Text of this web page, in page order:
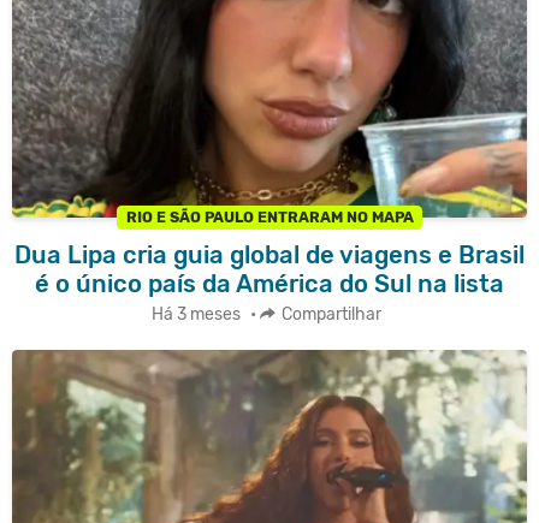
RIO E SÃO PAULO ENTRARAM NO MAPA
Dua Lipa cria guia global de viagens e Brasil
é o único país da América do Sul na lista
Há 3 meses • Compartilhar